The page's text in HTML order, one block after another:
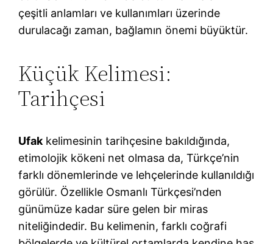
çeşitli anlamları ve kullanımları üzerinde
durulacağı zaman, bağlamın önemi büyüktür.
Küçük Kelimesi:
Tarihçesi
Ufakkelimesinin tarihçesine bakıldığında,
etimolojik kökeni net olmasa da, Türkçe’nin
farklı dönemlerinde ve lehçelerinde kullanıldığı
görülür. Özellikle Osmanlı Türkçesi’nden
günümüze kadar süre gelen bir miras
niteliğindedir. Bu kelimenin, farklı coğrafi